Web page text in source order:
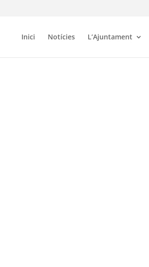
Inici Notícies L’Ajuntament